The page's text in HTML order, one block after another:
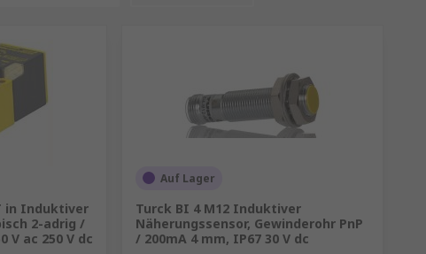
in Induktiver
2-adrig /
V ac 250 V dc
Auf Lager
Turck BI 4 M12 Induktiver
Näherungssensor, Gewinderohr PnP
/ 200mA 4 mm, IP67 30 V dc